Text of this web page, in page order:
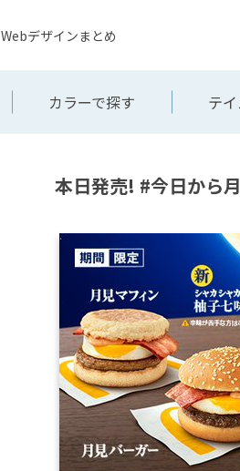
Webデザインまとめ
カラーで探す テ
本日発売! #今日から